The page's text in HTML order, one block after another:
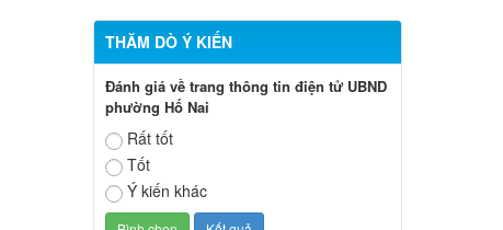
THĂM DÒ Ý KIẾN
Đánh giá về trang thông tin điện tử UBND
phường Hố Nai
Rất tốt
Tốt
Ý kiến khác